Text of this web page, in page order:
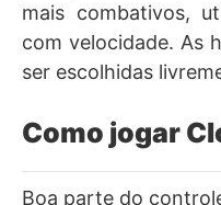
mais combativos,
com velocidade. As
ser escolhidas
Como jogar
Boa parte do